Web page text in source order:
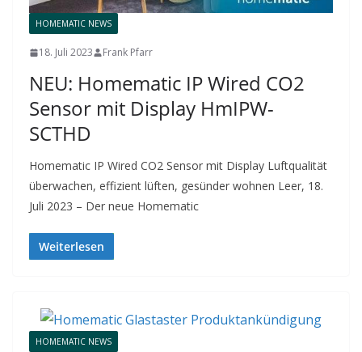
HOMEMATIC NEWS
18. Juli 2023 Frank Pfarr
NEU: Homematic IP Wired CO2
Sensor mit Display HmIPW-
SCTHD
Homematic IP Wired CO2 Sensor mit Display Luftqualität
überwachen, effizient lüften, gesünder wohnen Leer, 18.
Juli 2023 – Der neue Homematic
Weiterlesen
HOMEMATIC NEWS